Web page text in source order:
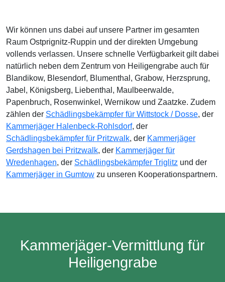
Wir können uns dabei auf unsere Partner im gesamten
Raum Ostprignitz-Ruppin und der direkten Umgebung
vollends verlassen. Unsere schnelle Verfügbarkeit gilt dabei
natürlich neben dem Zentrum von Heiligengrabe auch für
Blandikow, Blesendorf, Blumenthal, Grabow, Herzsprung,
Jabel, Königsberg, Liebenthal, Maulbeerwalde,
Papenbruch, Rosenwinkel, Wernikow und Zaatzke. Zudem
zählen der Schädlingsbekämpfer für Wittstock / Dosse, der
Kammerjäger Halenbeck-Rohlsdorf, der
Schädlingsbekämpfer für Pritzwalk, der Kammerjäger
Gerdshagen bei Pritzwalk, der Kammerjäger für
Wredenhagen, der Schädlingsbekämpfer Triglitz und der
Kammerjäger in Gumtow zu unseren Kooperationspartnern.
Kammerjäger-Vermittlung für
Heiligengrabe